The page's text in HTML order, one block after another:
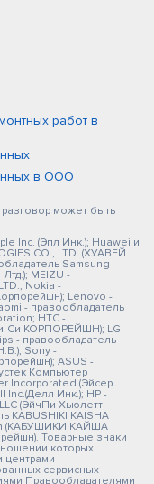
работ в
в ООО
может быть
Inc. (Эпл Инк.); Huawei и
CO., LTD. (ХУАВЕЙ
Samsung
MEIZU -
Nokia -
Lenovo -
- правообладатель
HTC -
Си КОРПОРЕЙШН); LG -
- правообладатель
Sony -
ASUS -
Компьютер
Incorporated (Эйсер
Inc.(Делл Инк.); HP -
(ЭйчПи Хьюлетт
KABUSHIKI KAISHA
(КАБУШИКИ КАЙША
Товарные знаки
которых
центрами
сервисных
Правообладателями